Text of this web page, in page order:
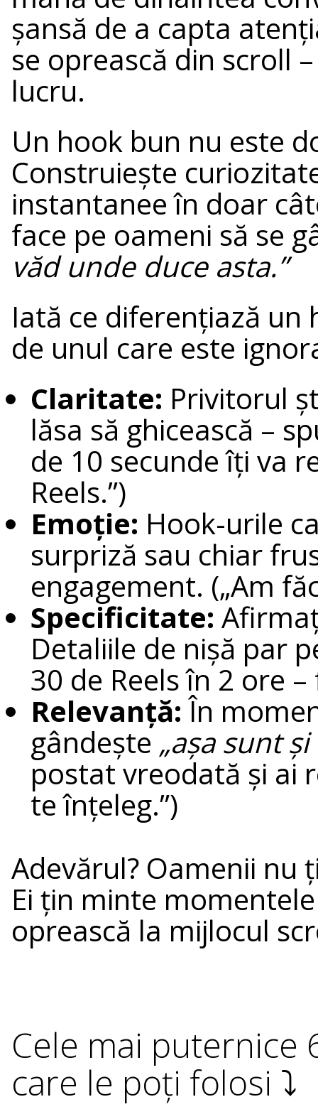
șansă de a capta
se oprească din scroll
lucru.
Un hook bun nu este
Construiește
instantanee în doar
face pe oameni să se
văd unde duce asta.”
Iată ce diferențiază
de unul care este
Claritate: Privitorul
lăsa să ghicească –
de 10 secunde îți va
Reels.”)
Emoție: Hook-urile
surpriză sau chiar
engagement. („Am
Specificitate:
Detaliile de nișă par
30 de Reels în 2 ore
Relevanță: În
gândește „așa sunt și
postat vreodată și ai
te înțeleg.”)
Adevărul? Oamenii nu
Ei țin minte
oprească la mijlocul
Cele mai
care le poți folosi ⤵️